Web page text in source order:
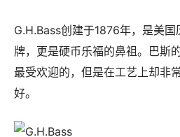
G.H.Bass创建于1876年，是美
牌，更是硬币乐福的鼻祖。巴斯
最受欢迎的，但是在工艺上却非
好。